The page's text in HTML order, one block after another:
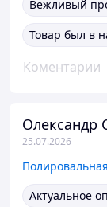
Вежливый
Товар был в
Коментарии
Олександр
25.07.2026
Актуальное